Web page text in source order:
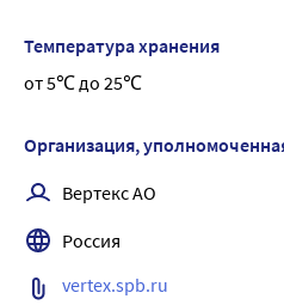
Температура хранения
от 5℃ до 25℃
Организация,
Вертекс АО
Россия
vertex.spb.ru